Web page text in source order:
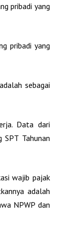
pribadi yang
pribadi yang
sebagai
Data dari
Tahunan
wajib pajak
adalah
NPWP dan